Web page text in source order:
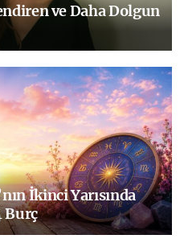
ve Daha Dolgun
İkinci Yarısında
Burç